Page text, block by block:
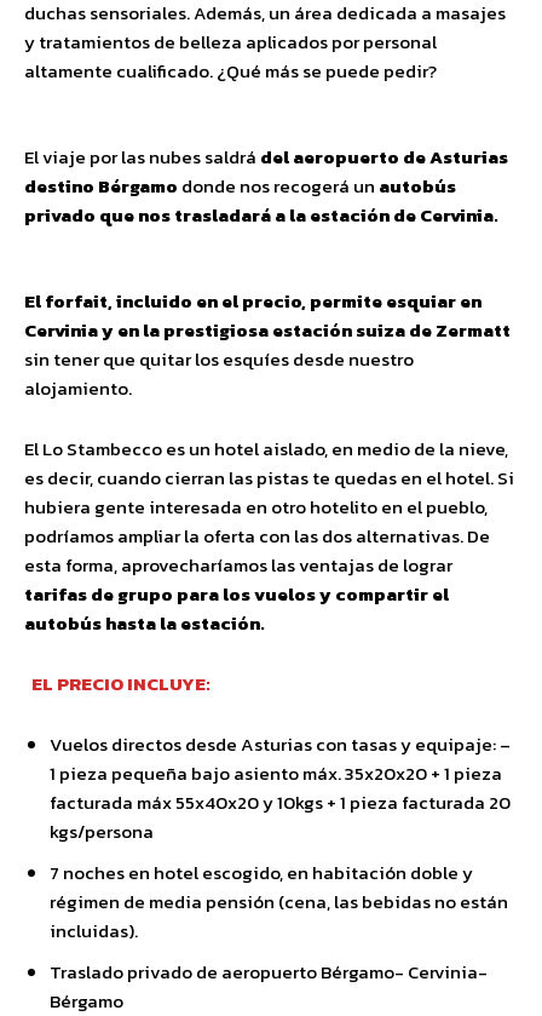
duchas sensoriales. Además, un área dedicada a masajes
y tratamientos de belleza aplicados por personal
altamente cualificado. ¿Qué más se puede pedir?
El viaje por las nubes saldrá del aeropuerto de Asturias
destino Bérgamo donde nos recogerá un autobús
privado que nos trasladará a la estación de Cervinia.
El forfait, incluido en el precio, permite esquiar en
Cervinia y en la prestigiosa estación suiza de Zermatt
sin tener que quitar los esquíes desde nuestro
alojamiento.
El Lo Stambecco es un hotel aislado, en medio de la nieve,
es decir, cuando cierran las pistas te quedas en el hotel. Si
hubiera gente interesada en otro hotelito en el pueblo,
podríamos ampliar la oferta con las dos alternativas. De
esta forma, aprovecharíamos las ventajas de lograr
tarifas de grupo para los vuelos y compartir el
autobús hasta la estación.
EL PRECIO INCLUYE:
Vuelos directos desde Asturias con tasas y equipaje: –
1 pieza pequeña bajo asiento máx. 35x20x20 + 1 pieza
facturada máx 55x40x20 y 10kgs + 1 pieza facturada 20
kgs/persona
7 noches en hotel escogido, en habitación doble y
régimen de media pensión (cena, las bebidas no están
incluidas).
Traslado privado de aeropuerto Bérgamo- Cervinia-
Bérgamo